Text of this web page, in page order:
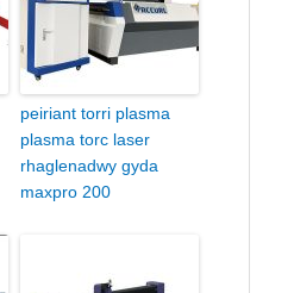
peiriant torri plasma
plasma torc laser
rhaglenadwy gyda
maxpro 200